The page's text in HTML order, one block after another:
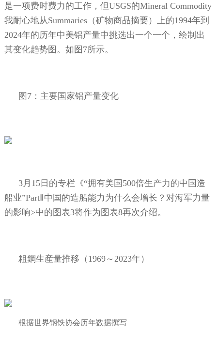
是一项费时费力的工作，但USGS的Mineral Commodity
我耐心地从Summaries（矿物商品摘要）上的1994年到
2024年的历年中美铝产量中挑选出一个一个，绘制出
其变化趋势图。如图 7所示。
图 7 ：主要国家铝产量变化
3 月 15日的专栏《“拥有美国 500倍生产力的中国造
船业”PartⅡ中国的造船能力为什么会增长？对海军力量
的影响>中的图表3将作为图表8再次介绍。
粗鋼生産量推移（ 1969～ 2023年）
根据世界钢铁协会历年数据撰写